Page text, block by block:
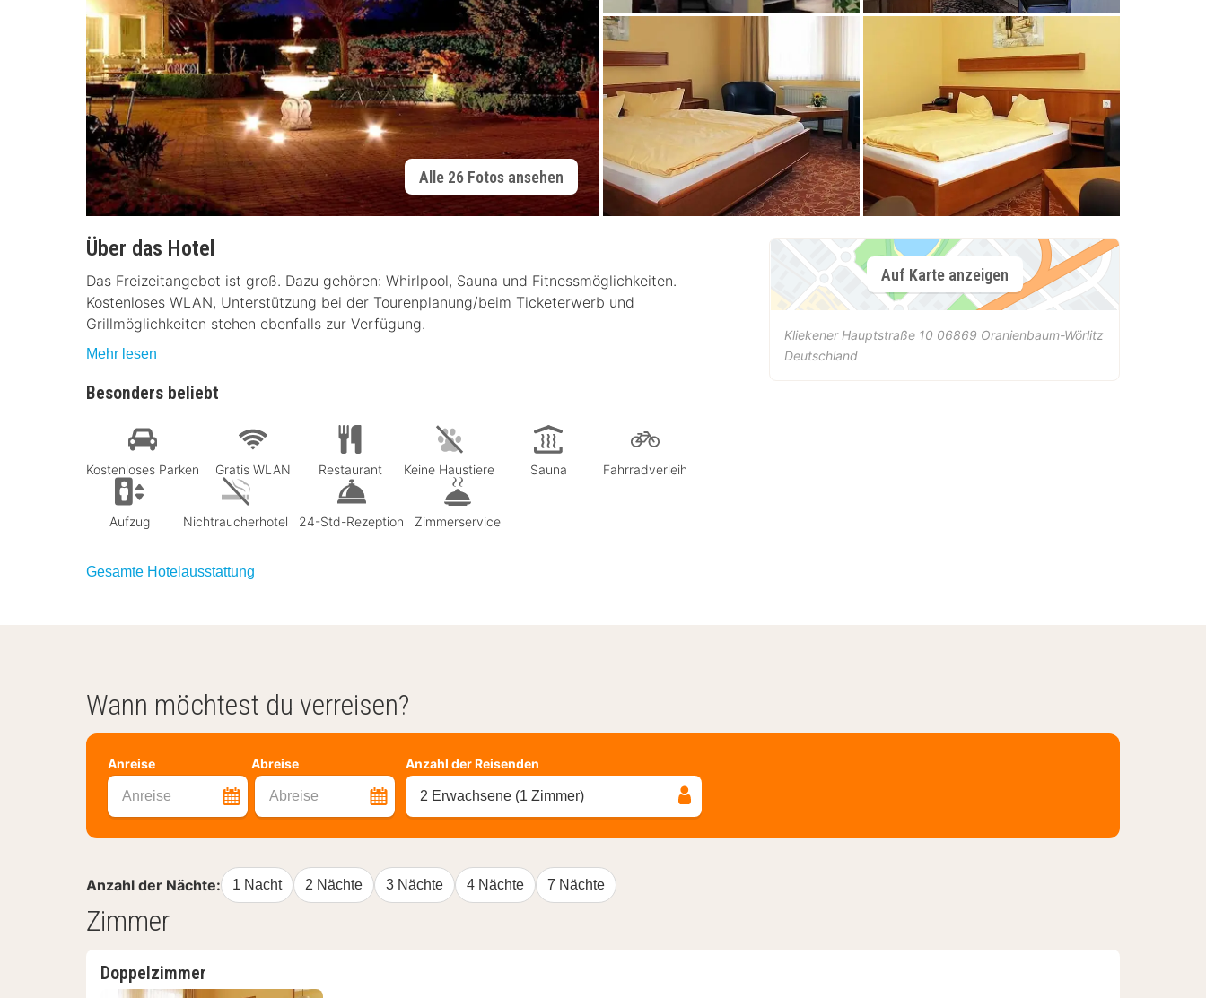
Alle 26 Fotos ansehen
Über das Hotel
Das Freizeitangebot ist groß. Dazu gehören: Whirlpool, Sauna und Fitnessmöglichkeiten.
Kostenloses WLAN, Unterstützung bei der Tourenplanung/beim Ticketerwerb und
Grillmöglichkeiten stehen ebenfalls zur Verfügung.
Mehr lesen
Besonders beliebt
Kostenloses Parken Gratis WLAN Restaurant Keine Haustiere Sauna Fahrradverleih
Aufzug Nichtraucherhotel 24-Std-Rezeption Zimmerservice
Gesamte Hotelausstattung
Auf Karte anzeigen
Kliekener Hauptstraße 10 06869 Oranienbaum-Wörlitz
Deutschland
Wann möchtest du verreisen?
Anreise Abreise
Anreise Abreise
Anzahl der Reisenden
2 Erwachsene (1 Zimmer)
Anzahl der Nächte: 1 Nacht 2 Nächte 3 Nächte 4 Nächte 7 Nächte
Zimmer
Doppelzimmer